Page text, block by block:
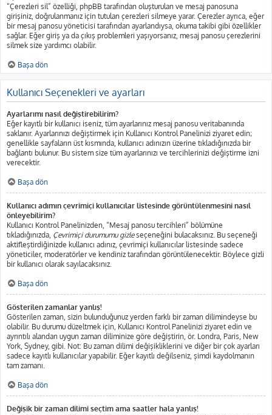
“Çerezleri sil” özelliği, phpBB tarafından oluşturulan ve mesaj panosuna
girişiniz, doğrulanmanız için tutulan çerezleri silmeye yarar. Çerezler ayrıca, eğer
bir mesaj panosu yöneticisi tarafından ayarlandıysa, okuma takibi gibi özellikler
sağlar. Eğer giriş ya da çıkış problemleri yaşıyorsanız, mesaj panosu çerezlerini
silmek size yardımcı olabilir.
Başa dön
Kullanıcı Seçenekleri ve ayarları
Ayarlarımı nasıl değiştirebilirim?
Eğer kayıtlı bir kullanıcı iseniz, tüm ayarlarınız mesaj panosu veritabanında
saklanır. Ayarlarınızı değiştirmek için Kullanıcı Kontrol Panelinizi ziyaret edin;
genellikle sayfaların üst kısmında, kullanıcı adınızın üzerine tıkladığınızda bir
bağlantı bulunur. Bu sistem size tüm ayarlarınızı ve tercihlerinizi değiştirme izni
verecektir.
Başa dön
Kullanıcı adımın çevrimiçi kullanıcılar listesinde görüntülenmesini nasıl
önleyebilirim?
Kullanıcı Kontrol Panelinizden, “Mesaj panosu tercihleri” bölümüne
tıkladığınızda, Çevrimiçi durumumu gizleseçeneğini bulacaksınız. Bu seçeneği
aktifleştirdiğinizde kullanıcı adınız, çevrimiçi kullanıcılar listesinde sadece
yöneticiler, moderatörler ve kendiniz tarafından görüntülenecektir. Böylece gizli
bir kullanıcı olarak sayılacaksınız.
Başa dön
Gösterilen zamanlar yanlış!
Gösterilen zaman, sizin bulunduğunuz yerden farklı bir zaman dilimindeyse bu
olabilir. Bu durumu düzeltmek için, Kullanıcı Kontrol Panelinizi ziyaret edin ve
ayrıntılı alandan uygun zaman diliminize göre değiştirin, ör. Londra, Paris, New
York, Sydney, gibi. Not: Bu zaman dilimi değişikliklerini ve diğer bir çok ayarları
sadece kayıtlı kullanıcılar yapabilir. Eğer kayıtlı değilseniz, şimdi kaydolmanın
tam zamanı.
Başa dön
Değişik bir zaman dilimi seçtim ama saatler hala yanlış!